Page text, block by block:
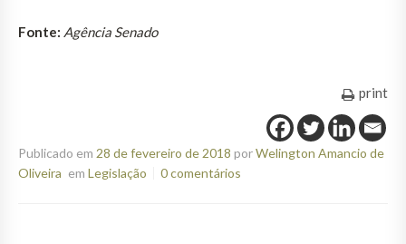
Fonte: Agência Senado
print
Publicado em 28 de fevereiro de 2018 porWelington Amancio de
Oliveira em Legislação 0 comentários